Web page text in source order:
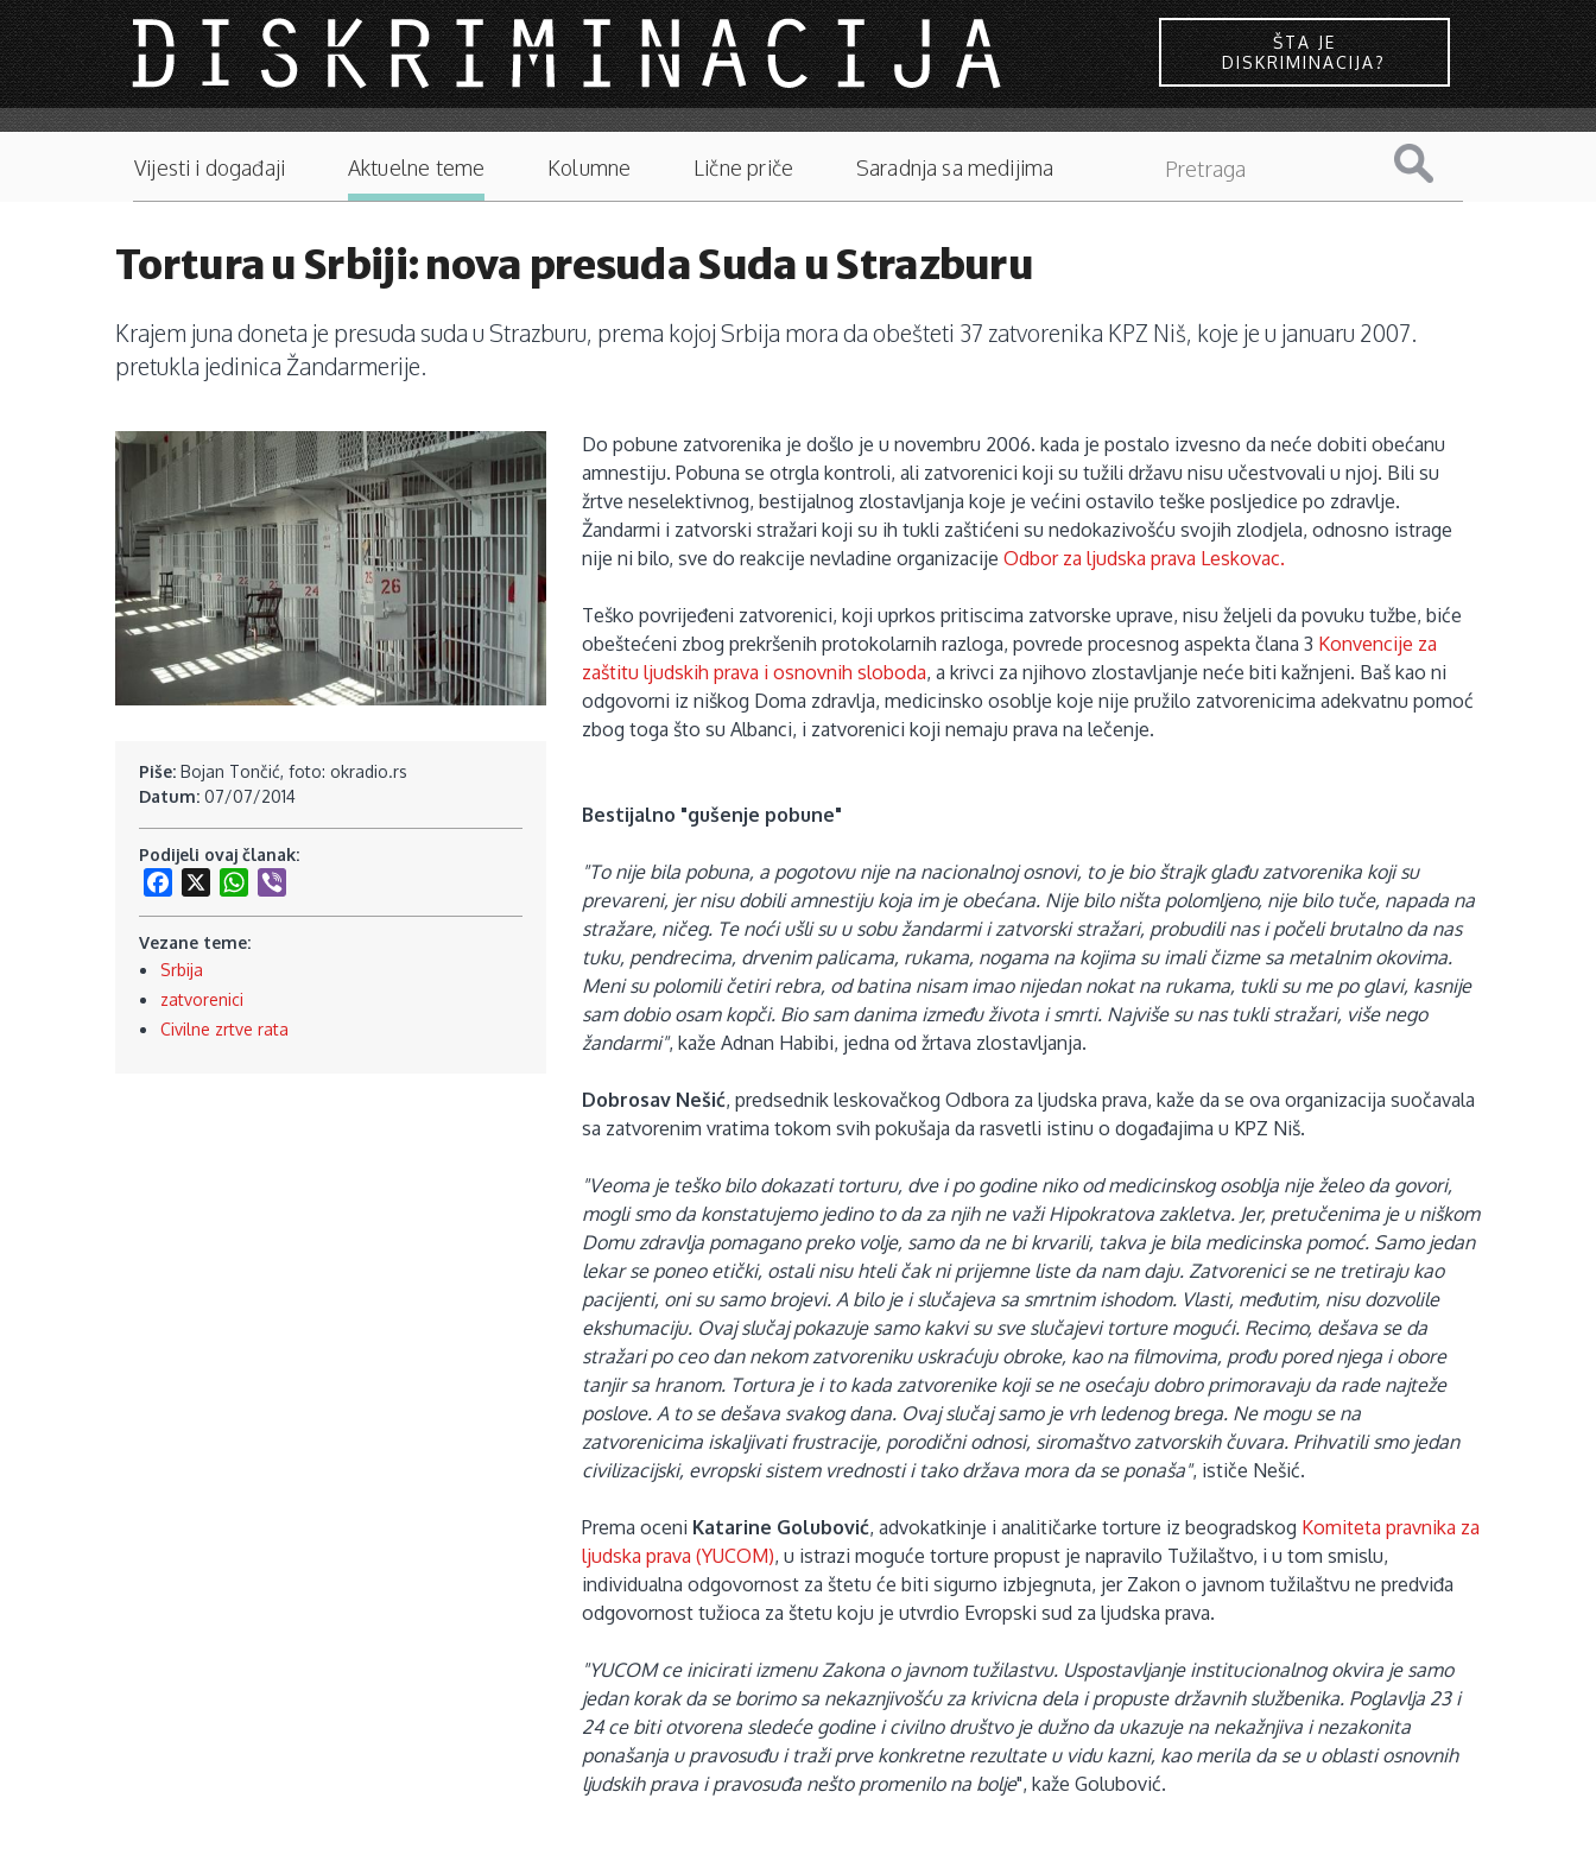
Skip to main content
ŠTA JE
DISKRIMINACIJA?
Main menu
Vijesti i događaji Aktuelne teme Kolumne Lične priče Saradnja sa medijima
Tortura u Srbiji: nova presuda Suda u Strazburu
Krajem juna doneta je presuda suda u Strazburu, prema kojoj Srbija mora da obešteti 37 zatvorenika KPZ Niš, koje je u januaru 2007.
pretukla jedinica Žandarmerije.
Piše: Bojan Tončić, foto: okradio.rs
Datum: 07/07/2014
Podijeli ovaj članak:
Facebook
WhatsApp
Vezane teme:
Srbija
zatvorenici
Civilne zrtve rata
Do pobune zatvorenika je došlo je u novembru 2006. kada je postalo izvesno da neće dobiti obećanu
amnestiju. Pobuna se otrgla kontroli,ali zatvorenici koji su tužili državu nisu učestvovali u njoj. Bili su
žrtve neselektivnog, bestijalnog zlostavljanja koje je većini ostavilo teške posljedice po zdravlje.
Žandarmi i zatvorski stražari koji su ih tukli zaštićeni su nedokazivošću svojih zlodjela, odnosno istrage
nije ni bilo, sve do reakcije nevladine organizacije Odbor za ljudska prava Leskovac.
Teško povrijeđeni zatvorenici, koji uprkos pritiscima zatvorske uprave, nisu željeli da povuku tužbe, biće
obeštećeni zbog prekršenih protokolarnih razloga, povrede procesnog aspekta člana 3 Konvencije za
zaštitu ljudskih prava i osnovnih sloboda, a krivci za njihovo zlostavljanje neće biti kažnjeni. Baš kao ni
odgovorni iz niškog Doma zdravlja, medicinsko osoblje koje nije pružilo zatvorenicima adekvatnu pomoć
zbog toga što su Albanci, i zatvorenici koji nemaju prava na lečenje.
Bestijalno "gušenje pobune"
"To nije bila pobuna, a pogotovu nije na nacionalnoj osnovi, to je bio štrajk glađu zatvorenika koji su
prevareni, jer nisu dobili amnestiju koja im je obećana. Nije bilo ništa polomljeno, nije bilo tuče, napada na
stražare, ničeg. Te noći ušli su u sobu žandarmi i zatvorski stražari, probudili nas i počeli brutalno da nas
tuku, pendrecima, drvenim palicama, rukama, nogama na kojima su imali čizme sa metalnim okovima.
Meni su polomili četiri rebra, od batina nisam imao nijedan nokat na rukama, tukli su me po glavi, kasnije
sam dobio osam kopči. Bio sam danima između života i smrti. Najviše su nas tukli stražari, više nego
žandarmi", kaže Adnan Habibi, jedna od žrtava zlostavljanja.
Dobrosav Nešić, predsednik leskovačkog Odbora za ljudska prava, kaže da se ova organizacija suočavala
sa zatvorenim vratima tokom svih pokušaja da rasvetli istinu o događajima u KPZ Niš.
"Veoma je teško bilo dokazati torturu, dve i po godine niko od medicinskog osoblja nije želeo da govori,
mogli smo da konstatujemo jedino to da za njih ne važi Hipokratova zakletva. Jer, pretučenima je u niškom
Domu zdravlja pomagano preko volje, samo da ne bi krvarili, takva je bila medicinska pomoć. Samo jedan
lekar se poneo etički, ostali nisu hteli čak ni prijemne liste da nam daju. Zatvorenici se ne tretiraju kao
pacijenti, oni su samo brojevi. A bilo je i slučajeva sa smrtnim ishodom. Vlasti, međutim, nisu dozvolile
ekshumaciju. Ovaj slučaj pokazuje samo kakvi su sve slučajevi torture mogući. Recimo, dešava se da
stražari po ceo dan nekom zatvoreniku uskraćuju obroke, kao na filmovima, prođu pored njega i obore
tanjir sa hranom. Tortura je i to kada zatvorenike koji se ne osećaju dobro primoravaju da rade najteže
poslove. A to se dešava svakog dana. Ovaj slučaj samo je vrh ledenog brega. Ne mogu se na
zatvorenicima iskaljivati frustracije, porodični odnosi, siromaštvo zatvorskih čuvara. Prihvatili smo jedan
civilizacijski, evropski sistem vrednosti i tako država mora da se ponaša", ističe Nešić.
Prema oceni Katarine Golubović, advokatkinje i analitičarke torture iz beogradskog Komiteta pravnika za
ljudska prava (YUCOM), u istrazi moguće torture propust je napravilo Tužilaštvo, i u tom smislu,
individualna odgovornost za štetu će biti sigurno izbjegnuta, jer Zakon o javnom tužilaštvu ne predviđa
odgovornost tužioca za štetu koju je utvrdio Evropski sud za ljudska prava.
"YUCOM ce inicirati izmenu Zakona o javnom tužilastvu. Uspostavljanje institucionalnog okvira je samo
jedan korak da se borimo sa nekaznjivošću za krivicna dela i propuste državnih službenika. Poglavlja 23 i
24 ce biti otvorena sledeće godine i civilno društvo je dužno da ukazuje na nekažnjiva i nezakonita
ponašanja u pravosuđu i traži prve konkretne rezultate u vidu kazni, kao merila da se u oblasti osnovnih
ljudskih prava i pravosuđa nešto promenilo na bolje", kaže Golubović.